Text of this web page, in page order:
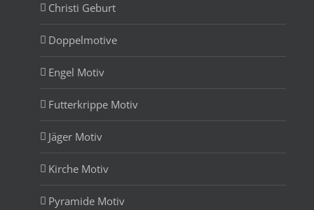
Christi Geburt
Doppelmotive
Engel Motiv
Futterkrippe Motiv
Jäger Motiv
Kirche Motiv
Pyramide Motiv